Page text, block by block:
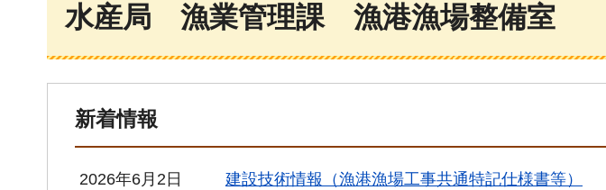
水産局 漁業管理課 漁港漁場整備室
新着情報
2026年6月2日 建設技術情報（漁港漁場工事共通特記仕様書等）